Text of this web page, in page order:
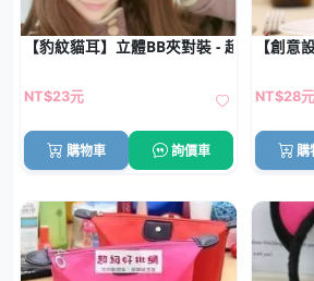
【豹紋貓耳】立體BB夾對裝 - 超萌造型髮
NT$23元
購物車 詢價車
【創意
NT$28元
購